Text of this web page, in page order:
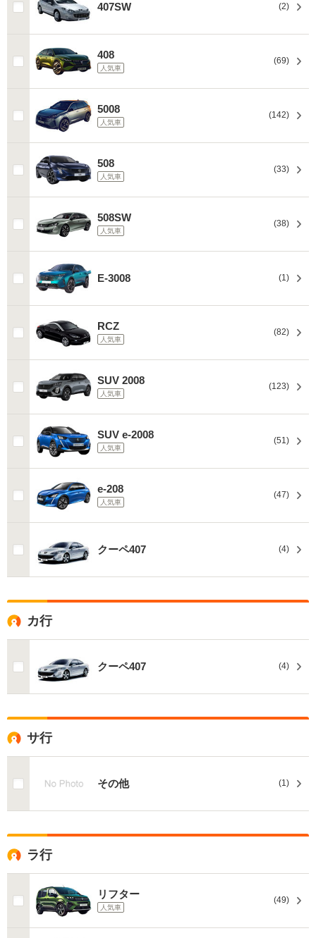
407SW (2)
408
人気車
(69)
5008
人気車
(142)
508
人気車
(33)
508SW
人気車
(38)
E-3008 (1)
RCZ
人気車
(82)
SUV 2008
人気車
(123)
SUV e-2008
人気車
(51)
e-208
人気車
(47)
クーペ407 (4)
カ行
クーペ407 (4)
サ行
その他 (1)
ラ行
リフター
人気車
(49)